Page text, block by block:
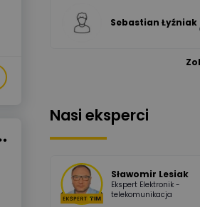
Sebastian Łyźniak
Pawel02
Nasi eksperci
Sławomir Lesiak
Ekspert Elektronik -
telekomunikacja